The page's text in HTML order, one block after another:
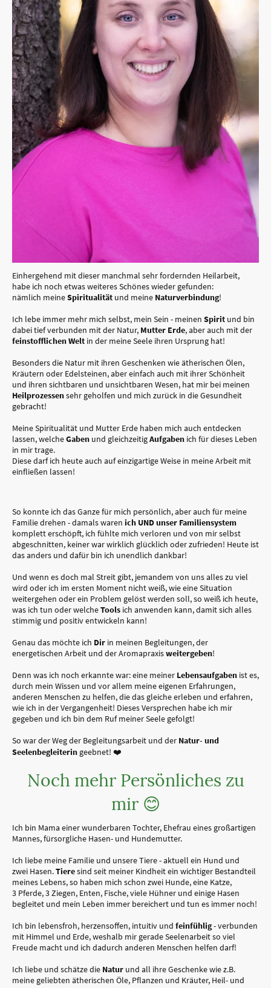
Einhergehend mit dieser manchmal sehr fordernden Heilarbeit,
habe ich noch etwas weiteres Schönes wieder gefunden:
nämlich meineSpiritualität und meine Naturverbindung!
Ich lebe immer mehr mich selbst, mein Sein - meinen Spirit und bin
dabei tief verbunden mit der Natur, Mutter Erde, aber auch mit der
feinstofflichen Welt in der meine Seele ihren Ursprung hat!
Besonders die Natur mit ihren Geschenken wie ätherischen Ölen,
Kräutern oder Edelsteinen, aber einfach auch mit ihrer Schönheit
und ihren sichtbaren und unsichtbaren Wesen, hat mir bei meinen
Heilprozessensehr geholfen und mich zurück in die Gesundheit
gebracht!
Meine Spiritualität und Mutter Erde haben mich auch entdecken
lassen, welcheGaben und gleichzeitigAufgaben ich für dieses Leben
in mir trage.
Diese darf ich heute auch auf einzigartige Weise in meine Arbeit mit
einfließen lassen!
So konnte ich das Ganze für mich persönlich, aber auch für meine
Familie drehen - damals waren ich UND unser Familiensystem
komplett erschöpft, ich fühlte mich verloren und von mir selbst
abgeschnitten, keiner war wirklich glücklich oder zufrieden! Heute ist
das anders und dafür bin ich unendlich dankbar!
Und wenn es doch mal Streit gibt, jemandem von uns alles zu viel
wird oder ich im ersten Moment nicht weiß, wie eine Situation
weitergehen oder ein Problem gelöst werden soll, so weiß ich heute,
was ich tun oder welcheTools ich anwenden kann, damit sich alles
stimmig und positiv entwickeln kann!
Genau das möchte ich Dir in meinen Begleitungen, der
energetischen Arbeit und der Aromapraxisweitergeben!
Denn was ich noch erkannte war: eine meiner Lebensaufgaben ist es,
durch mein Wissen und vor allem meine eigenen Erfahrungen,
anderen Menschen zu helfen, die das gleiche erleben und erfahren,
wie ich in der Vergangenheit! Dieses Versprechen habe ich mir
gegeben und ich bin dem Ruf meiner Seele gefolgt!
So war der Weg der Begleitungsarbeit und der Natur- und
Seelenbegleiterin geebnet! ❤️
Noch mehr Persönliches zu
mir 😊
Ich bin Mama einer wunderbaren Tochter, Ehefrau eines großartigen
Mannes, fürsorgliche Hasen- und Hundemutter.
Ich liebe meine Familie und unsere Tiere - aktuell ein Hund und
zwei Hasen.Tieresind seit meiner Kindheit ein wichtiger Bestandteil
meines Lebens, so haben mich schon zwei Hunde, eine Katze,
3 Pferde, 3 Ziegen, Enten, Fische, viele Hühner und einige Hasen
begleitet und mein Leben immer bereichert und tun es immer noch!
Ich bin lebensfroh, herzensoffen, intuitiv und feinfühlig- verbunden
mit Himmel und Erde, weshalb mir gerade Seelenarbeit so viel
Freude macht und ich dadurch anderen Menschen helfen darf!
Ich liebe und schätze die Natur und all ihre Geschenke wie z.B.
meine geliebten ätherischen Öle, Pflanzen und Kräuter, Heil- und